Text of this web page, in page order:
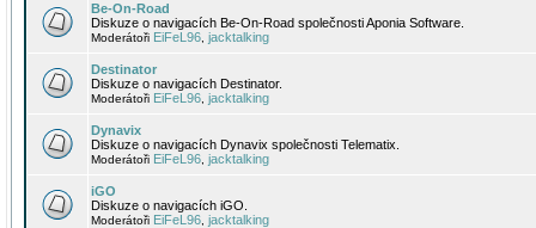
Be-On-Road
Diskuze o navigacích Be-On-Road společnosti Aponia Software.
Moderátoři EiFeL96 jacktalking
Destinator
Diskuze o navigacích Destinator.
Moderátoři EiFeL96 jacktalking
Dynavix
Diskuze o navigacích Dynavix společnosti Telematix.
Moderátoři EiFeL96 jacktalking
iGO
Diskuze o navigacích iGO.
Moderátoři EiFeL96 jacktalking